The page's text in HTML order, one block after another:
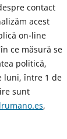
contact
acest
on-line
ce măsură se
politică,
luni, între 1 de
sunt
,